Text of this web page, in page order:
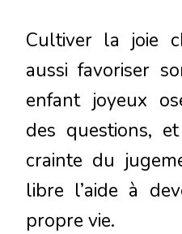
Cultiver la joie
aussi favoriser
enfant joyeux
des questions,
crainte du
libre l’aide à
propre vie.